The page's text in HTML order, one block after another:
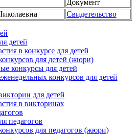
Документ
Свидетельство
детей
в конкурсе для детей
для детей (жюри)
конкурсы для детей
конкурсов для детей
для детей
в викторинах
педагогов
для педагогов (жюри)